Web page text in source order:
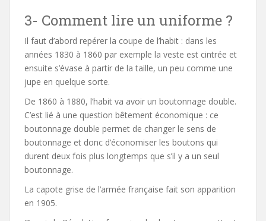
3- Comment lire un uniforme ?
Il faut d’abord repérer la coupe de l’habit : dans les
années 1830 à 1860 par exemple la veste est cintrée et
ensuite s’évase à partir de la taille, un peu comme une
jupe en quelque sorte.
De 1860 à 1880, l’habit va avoir un boutonnage double.
C’est lié à une question bêtement économique : ce
boutonnage double permet de changer le sens de
boutonnage et donc d’économiser les boutons qui
durent deux fois plus longtemps que s’il y a un seul
boutonnage.
La capote grise de l’armée française fait son apparition
en 1905.